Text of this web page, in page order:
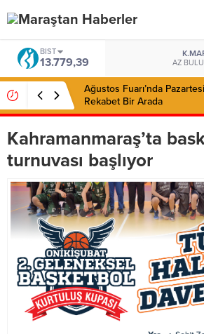
BIST
13.779,39 AZ
Ağustos Fuarı’nda
Rekabet Bir Arada
Kahramanmaraş’ta
turnuvası başlıyor